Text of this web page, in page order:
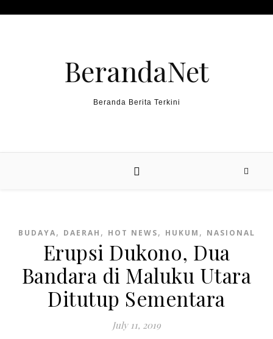
BerandaNet
Beranda Berita Terkini
BUDAYA, DAERAH , HOT NEWS, HUKUM , NASIONAL
Erupsi Dukono, Dua
Bandara di Maluku Utara
Ditutup Sementara
July 11, 2019